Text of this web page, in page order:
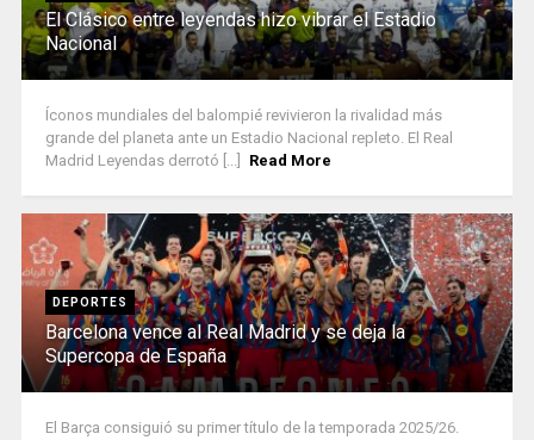
El Clásico entre leyendas hizo vibrar el Estadio
Nacional
Íconos mundiales del balompié revivieron la rivalidad más
grande del planeta ante un Estadio Nacional repleto. El Real
Madrid Leyendas derrotó [...]
Read More
DEPORTES
Barcelona vence al Real Madrid y se deja la
Supercopa de España
El Barça consiguió su primer título de la temporada 2025/26.